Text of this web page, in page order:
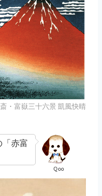
・富嶽三十六景 凱風快晴
Qoo
赤富